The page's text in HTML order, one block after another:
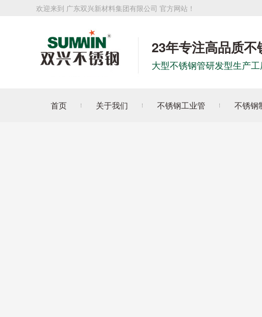
欢迎来到 广东双兴新材料集团有限公司 官方网站！
23年专注高品质不
大型不锈钢管研发型生产
首页 关于我们 不锈钢工业管 不锈钢